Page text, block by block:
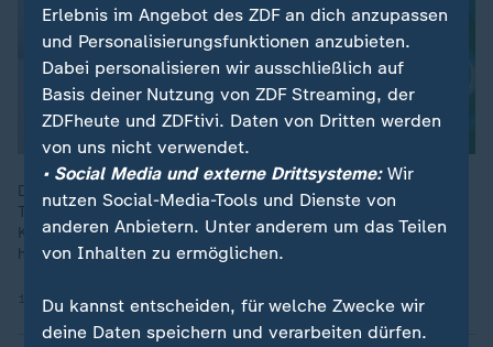
Die USA dominieren die KI-Landschaft und haben mit ihren
Technologieriesen einen großen Einfluss. "Mächtig sind die
Konzerne geworden, weil wir in Deutschland geschlafen
haben", so Daniel Abbou.
17.06.2026 | 5:25 min
Erlebnis im Angebot des ZDF an dich anzupassen
und Personalisierungsfunktionen anzubieten.
Dabei personalisieren wir ausschließlich auf
Basis deiner Nutzung von ZDF Streaming, der
ZDFheute und ZDFtivi. Daten von Dritten werden
von uns nicht verwendet.
• Social Media und externe Drittsysteme:Wir
nutzen Social-Media-Tools und Dienste von
anderen Anbietern. Unter anderem um das Teilen
von Inhalten zu ermöglichen.
Du kannst entscheiden, für welche Zwecke wir
deine Daten speichern und verarbeiten dürfen.